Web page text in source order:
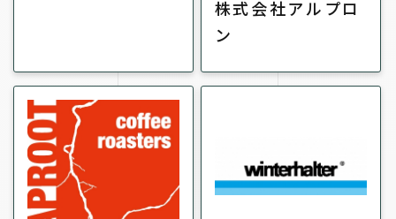
株式会社アルプロ
ン